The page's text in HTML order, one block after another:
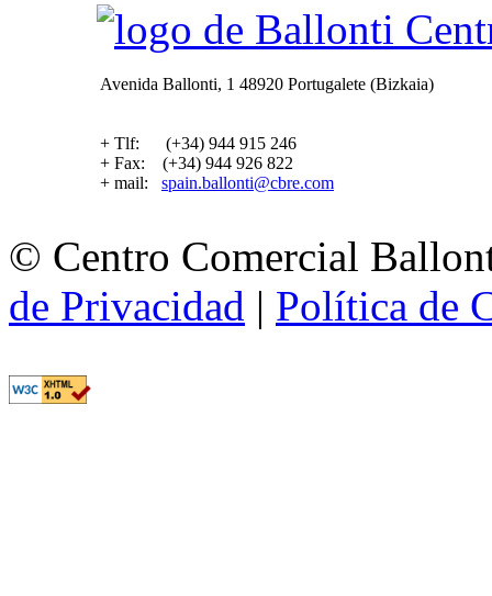
Avenida Ballonti, 1 48920 Portugalete (Bizkaia)
+ Tlf: (+34) 944 915 246
+ Fax: (+34) 944 926 822
+ mail: spain.ballonti@cbre.com
© Centro Comercial
de Privacidad | Política de